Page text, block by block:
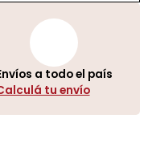
a todo el país
tu envío